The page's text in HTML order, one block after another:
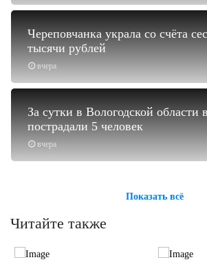
вчера
Череповчанка украла со счёта
тысячи рублей
вчера
За сутки в Вологодской
пострадали 5 человек
Показать всё
Читайте также